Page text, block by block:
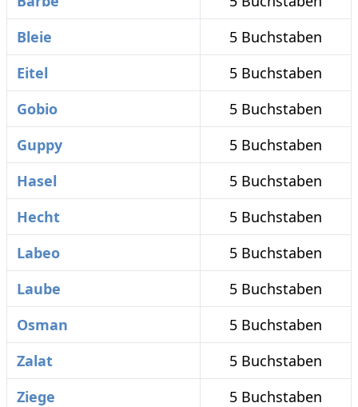
Bleie
5 Buchstaben
Eitel
5 Buchstaben
Gobio
5 Buchstaben
Guppy
5 Buchstaben
Hasel
5 Buchstaben
Hecht
5 Buchstaben
Labeo
5 Buchstaben
Laube
5 Buchstaben
Osman
5 Buchstaben
Zalat
5 Buchstaben
Ziege
5 Buchstaben